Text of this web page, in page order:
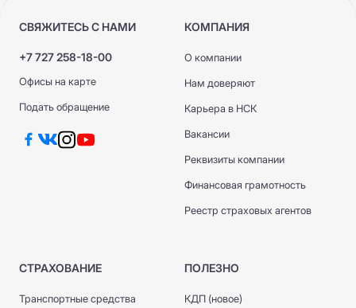
СВЯЖИТЕСЬ С НАМИ
+7 727 258-18-00
Офисы на карте
Подать обращение
КОМПАНИЯ
О компании
Нам доверяют
Карьера в НСК
Вакансии
Реквизиты компании
Финансовая грамотность
Реестр страховых агентов
СТРАХОВАНИЕ
Транспортные средства
ПОЛЕЗНО
КДП (новое)